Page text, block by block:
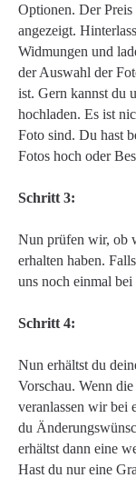
Optionen. Der
angezeigt.
Widmungen und
der Auswahl der
ist. Gern kannst du
hochladen. Es ist
Foto sind. Du hast
Fotos hoch oder
Schritt 3:
Nun prüfen wir, ob
erhalten haben.
uns noch einmal
Schritt 4:
Nun erhältst du
Vorschau. Wenn
veranlassen wir bei
du
erhältst dann eine
Hast du nur eine